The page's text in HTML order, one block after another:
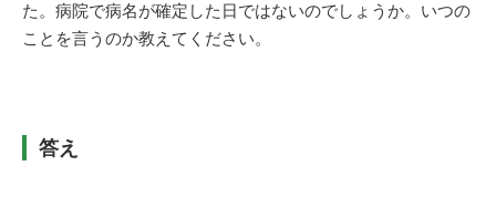
た。病院で病名が確定した日ではないのでしょうか。いつの
ことを言うのか教えてください。
答え